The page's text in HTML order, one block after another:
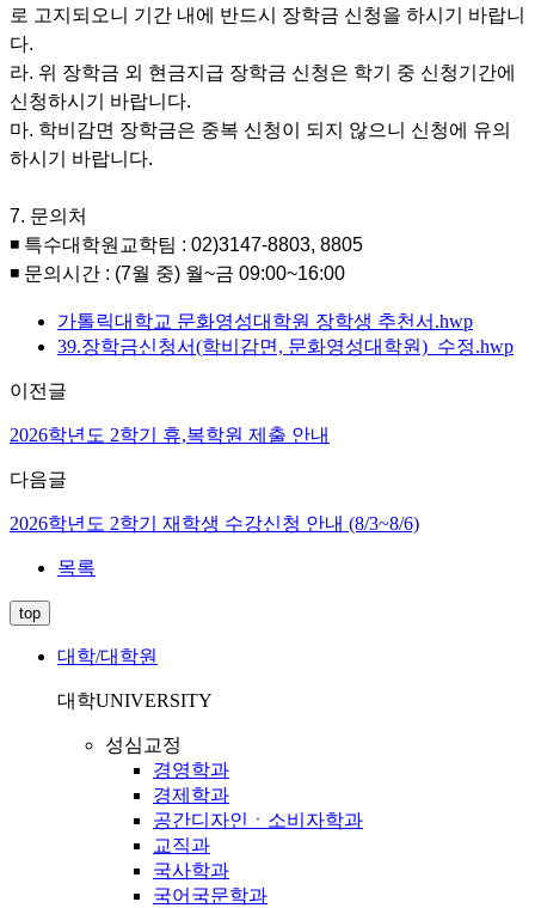
로 고지되오니 기간 내에 반드시 장학금 신청을 하시기 바랍니
다.
라. 위 장학금 외 현금지급 장학금 신청은 학기 중 신청기간에
신청하시기 바랍니다.
마. 학비감면 장학금은 중복 신청이 되지 않으니 신청에 유의
하시기 바랍니다.
7. 문의처
◾ 특수대학원교학팀 : 02)3147-8803, 8805
◾ 문의시간 : (7월 중) 월~금 09:00~16:00
가톨릭대학교 문화영성대학원 장학생 추천서.hwp
39.장학금신청서(학비감면, 문화영성대학원)_수정.hwp
이전글
2026학년도 2학기 휴,복학원 제출 안내
다음글
2026학년도 2학기 재학생 수강신청 안내 (8/3~8/6)
목록
top
대학/대학원
대학UNIVERSITY
성심교정
경영학과
경제학과
공간디자인ㆍ소비자학과
교직과
국사학과
국어국문학과